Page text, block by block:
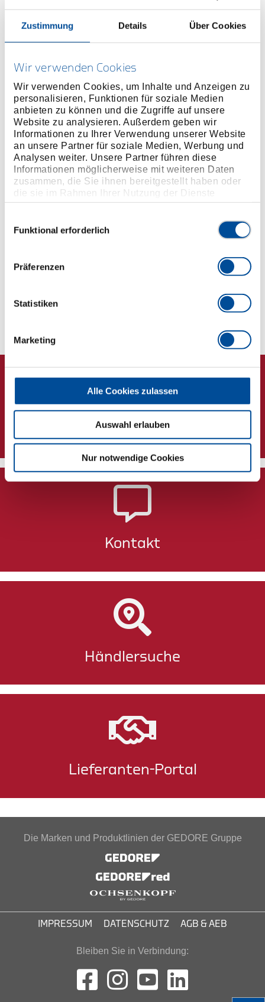
Zustimmung Details Über Cookies
Wir verwenden Cookies
Wir verwenden Cookies, um Inhalte und Anzeigen zu
personalisieren, Funktionen für soziale Medien
anbieten zu können und die Zugriffe auf unsere
Website zu analysieren. Außerdem geben wir
Informationen zu Ihrer Verwendung unserer Website
an unsere Partner für soziale Medien, Werbung und
Analysen weiter. Unsere Partner führen diese
Informationen möglicherweise mit weiteren Daten
zusammen, die Sie ihnen bereitgestellt haben oder
die sie im Rahmen Ihrer Nutzung der Dienste
gesammelt haben. Unsere vollständige
Funktional erforderlich
Präferenzen
Statistiken
Marketing
Alle Cookies zulassen
Auswahl erlauben
Nur notwendige Cookies
ONLINE KAUFEN
HÄNDLER FINDEN
Produktlinie EAN4060833019316
Produktbeschreibung
2-teiliges Set: Enthält zwei magnetische Bithalter in
75 mm Länge – ideal für schwer erreichbare Stellen
Passend für gängige Antriebsgrößen: Bits in 1/4"
Robuste Ausführung: Hochwertige Materialien für
Lieferumfang
Newsletter
Kontakt
Händlersuche
Lieferanten-Portal
Die Marken und Produktlinien der GEDORE Gruppe
IMPRESSUM DATENSCHUTZ AGB & AEB
Bleiben Sie in Verbindung: